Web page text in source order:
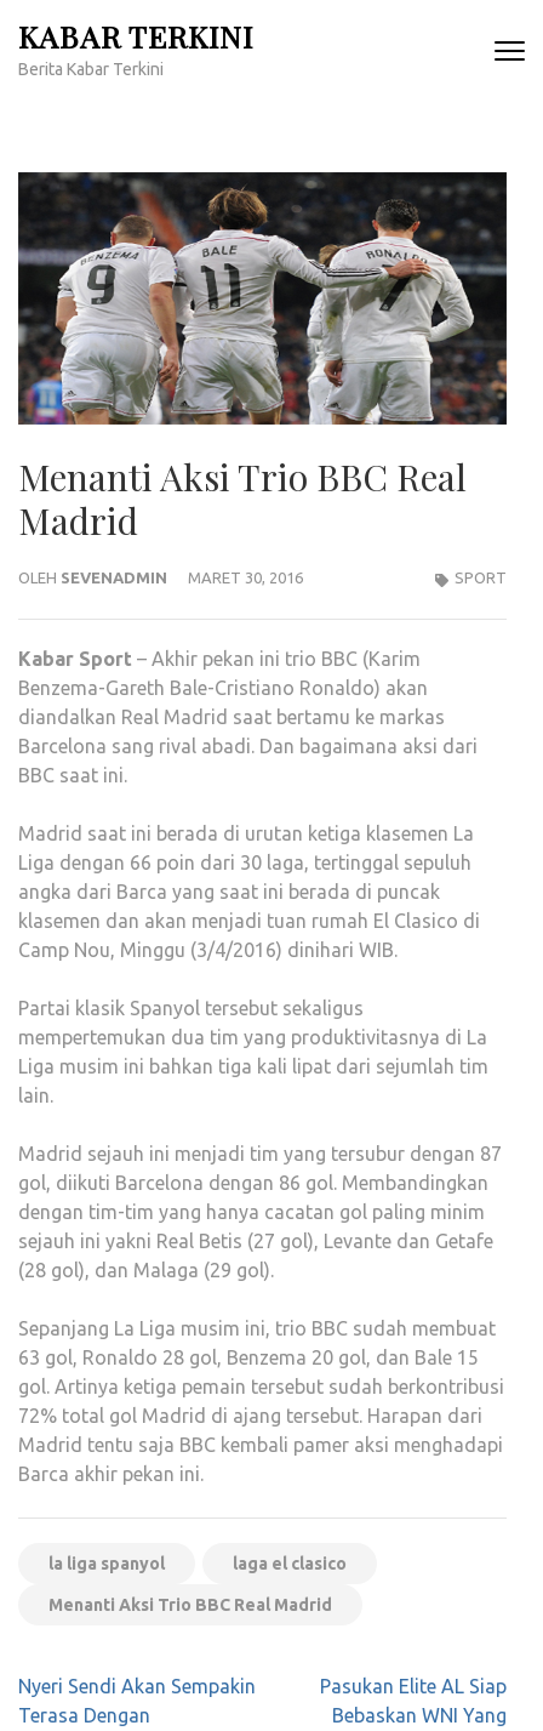
konten
KABAR TERKINI
Berita Kabar Terkini
Menanti Aksi Trio BBC Real
Madrid
OLEH SEVENADMIN MARET 30, 2016 SPORT
Kabar Sport – Akhir pekan ini trio BBC (Karim
Benzema-Gareth Bale-Cristiano Ronaldo) akan
diandalkan Real Madrid saat bertamu ke markas
Barcelona sang rival abadi. Dan bagaimana aksi dari
BBC saat ini.
Madrid saat ini berada di urutan ketiga klasemen La
Liga dengan 66 poin dari 30 laga, tertinggal sepuluh
angka dari Barca yang saat ini berada di puncak
klasemen dan akan menjadi tuan rumah El Clasico di
Camp Nou, Minggu (3/4/2016) dinihari WIB.
Partai klasik Spanyol tersebut sekaligus
mempertemukan dua tim yang produktivitasnya di La
Liga musim ini bahkan tiga kali lipat dari sejumlah tim
lain.
Madrid sejauh ini menjadi tim yang tersubur dengan 87
gol, diikuti Barcelona dengan 86 gol. Membandingkan
dengan tim-tim yang hanya cacatan gol paling minim
sejauh ini yakni Real Betis (27 gol), Levante dan Getafe
(28 gol), dan Malaga (29 gol).
Sepanjang La Liga musim ini, trio BBC sudah membuat
63 gol, Ronaldo 28 gol, Benzema 20 gol, dan Bale 15
gol. Artinya ketiga pemain tersebut sudah berkontribusi
72% total gol Madrid di ajang tersebut. Harapan dari
Madrid tentu saja BBC kembali pamer aksi menghadapi
Barca akhir pekan ini.
la liga spanyol laga el clasico
Menanti Aksi Trio BBC Real Madrid
Navigasi
pos
Nyeri Sendi Akan Sempakin
Terasa Dengan
Pasukan Elite AL Siap
Bebaskan WNI Yang